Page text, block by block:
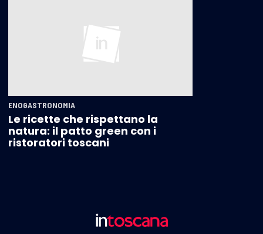
ENOGASTRONOMIA
Le ricette che rispettano la
natura: il patto green con i
ristoratori toscani